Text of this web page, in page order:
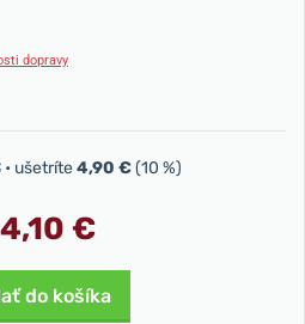
dopravy
• ušetríte4,90 €(10 %)
€
do košíka